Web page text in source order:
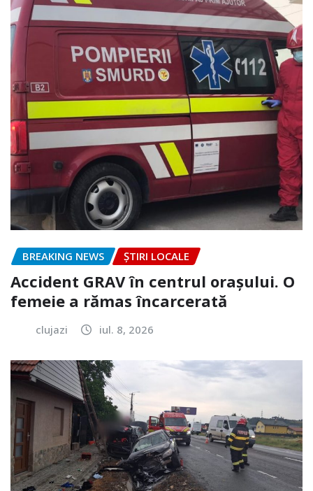
BREAKING NEWS ȘTIRI LOCALE
Accident GRAV în centrul orașului. O
femeie a rămas încarcerată
clujazi iul. 8, 2026